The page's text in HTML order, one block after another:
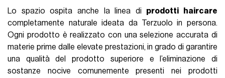
Lo spazio ospita anche la linea di prodotti haircare
completamente naturale ideata da Terzuolo in persona.
Ogni prodotto è realizzato con una selezione accurata di
materie prime dalle elevate prestazioni, in grado di garantire
una qualità del prodotto superiore e l’eliminazione di
sostanze nocive comunemente presenti nei prodotti